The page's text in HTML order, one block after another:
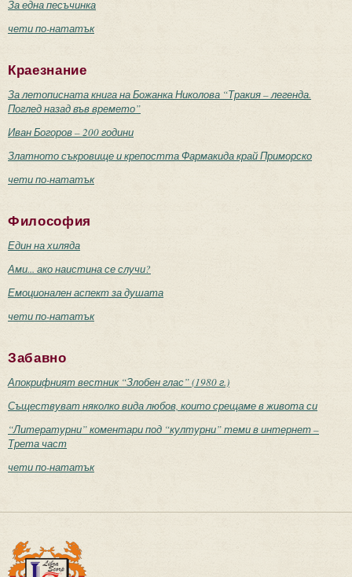
За една песъчинка
чети по-нататък
Краезнание
За летописната книга на Божанка Николова “Тракия – легенда.
Поглед назад във времето”
Иван Богоров – 200 години
Златното съкровище и крепостта Фармакида край Приморско
чети по-нататък
Философия
Един на хиляда
Ами... ако наистина се случи?
Емоционален аспект за душата
чети по-нататък
Забавно
Апокрифният вестник “Злобен глас” (1980 г.)
Съществуват няколко вида любов, които срещаме в живота си
“Литературни” коментари под “културни” теми в интернет –
Трета част
чети по-нататък